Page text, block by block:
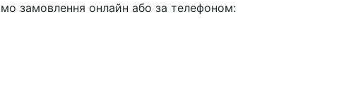
замовлення онлайн або за телефоном: